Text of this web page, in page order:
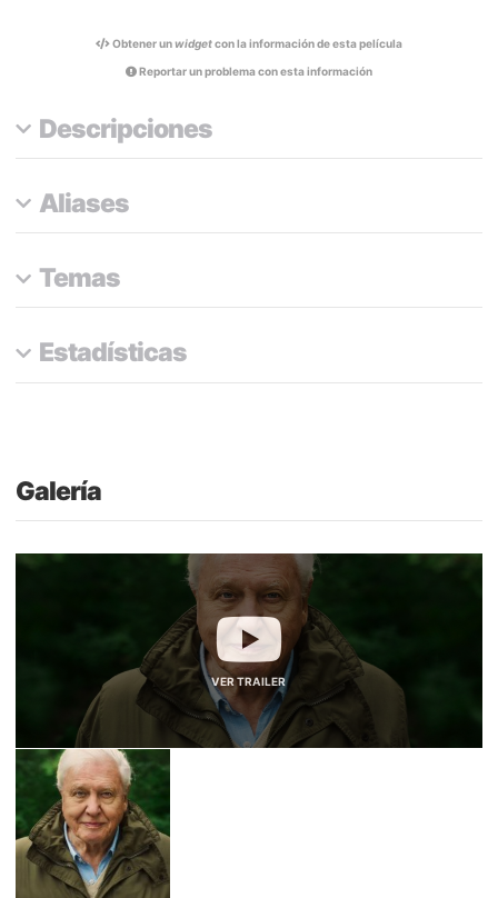
Obtener unwidgetcon la información de esta película
Reportar un problema con esta información
Descripciones
Aliases
Temas
Estadísticas
Galería
VER TRAILER